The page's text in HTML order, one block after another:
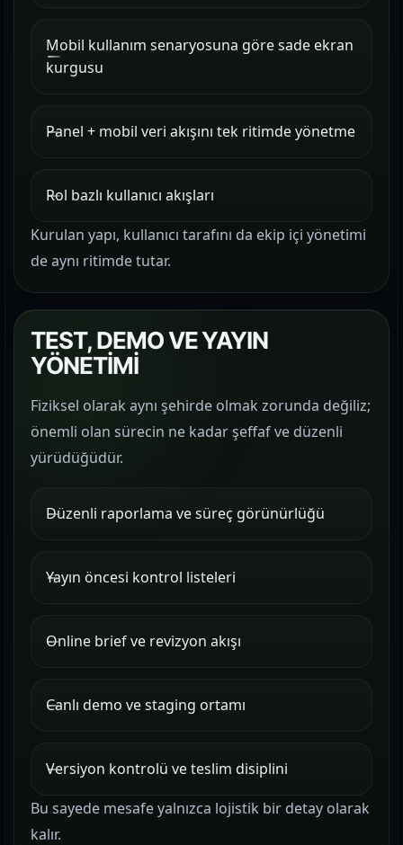
Mobil kullanım senaryosuna göre sade ekran
kurgusu
Panel + mobil veri akışını tek ritimde yönetme
Rol bazlı kullanıcı akışları
Kurulan yapı, kullanıcı tarafını da ekip içi yönetimi
de aynı ritimde tutar.
TEST, DEMO VE YAYIN
YÖNETİMİ
Fiziksel olarak aynı şehirde olmak zorunda değiliz;
önemli olan sürecin ne kadar şeffaf ve düzenli
yürüdüğüdür.
Düzenli raporlama ve süreç görünürlüğü
Yayın öncesi kontrol listeleri
Online brief ve revizyon akışı
Canlı demo ve staging ortamı
Versiyon kontrolü ve teslim disiplini
Bu sayede mesafe yalnızca lojistik bir detay olarak
kalır.